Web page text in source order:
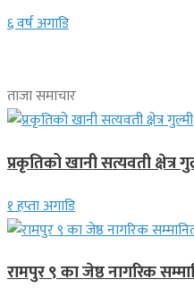
६ वर्ष अगाडि
ताजा समाचार
प्रकृतिको खानी सत्यवती क्षेत्र
१ हप्ता अगाडि
रामपुर ९ का जेष्ठ नागरिक